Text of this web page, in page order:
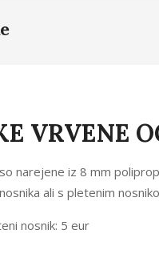
VRVENE
narejene iz 8 mm
ali s pletenim
nosnik: 5 eur